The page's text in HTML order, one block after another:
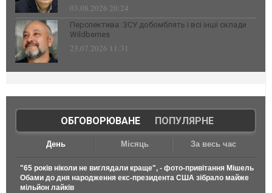
03.08.2026 20:24
Перспектива: ЗСУ добомблять і всі інші склади
Wildberries
23.07.2026 11:31
ОБГОВОРЮВАНЕ| ПОПУЛЯРНЕ
День Місяць За весь час
"65 років ніколи не виглядали краще", - фото-привітання Мішель
Обами до дня народження екс-президента США зібрало майже
мільйон лайків